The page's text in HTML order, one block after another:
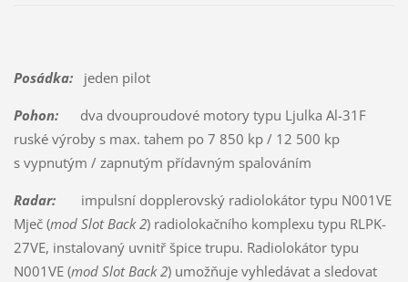
Posádka:jeden pilot
Pohon:dva dvouproudové motory typu Ljulka Al-31F
ruské výroby s max. tahem po 7 850 kp / 12 500 kp
s vypnutým / zapnutým přídavným spalováním
Radar:impulsní dopplerovský radiolokátor typu N001VE
Mječ (mod Slot Back 2) radiolokačního komplexu typu RLPK-
27VE, instalovaný uvnitř špice trupu. Radiolokátor typu
N001VE (mod Slot Back 2) umožňuje vyhledávat a sledovat